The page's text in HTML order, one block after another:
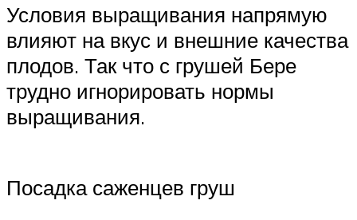
Условия выращивания напрямую
влияют на вкус и внешние качества
плодов. Так что с грушей Бере
трудно игнорировать нормы
выращивания.
Посадка саженцев груш